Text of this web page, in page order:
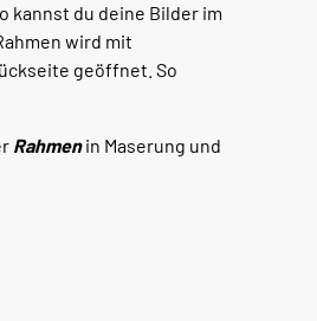
kannst du deine Bilder im
wird mit
geöffnet. So
Rahmenin Maserung und